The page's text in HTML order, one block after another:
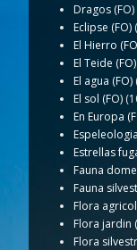
Dragos (FO)
Eclipse (FO)
El Hierro
El Teide (FO)
El agua (FO)
El sol (FO)
En Europa
Estrellas
Fauna
Fauna
Flora
Flora jardin
Flora